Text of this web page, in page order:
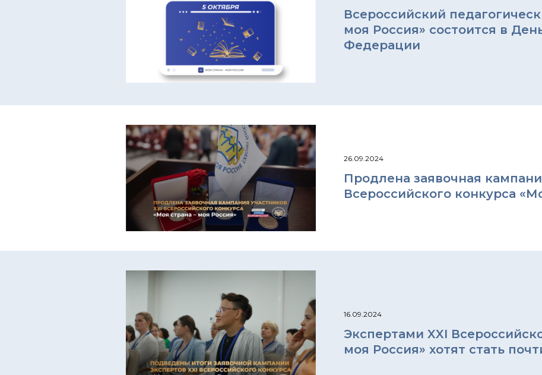
Всероссийский
моя Россия» состоится в
Федерации
26.09.2024
Продлена заявочная
Всероссийского конкурса
16.09.2024
Экспертами XXI
моя Россия» хотят стать